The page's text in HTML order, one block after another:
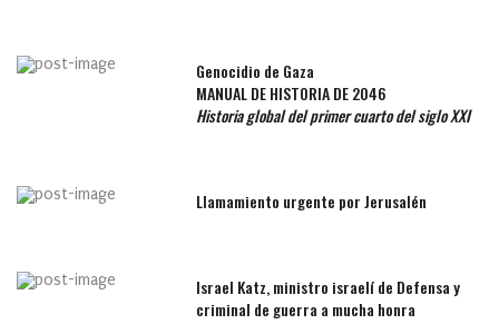
Genocidio de Gaza
MANUAL DE HISTORIA DE 2046
Historia global del primer cuarto del siglo XXI
Llamamiento urgente por Jerusalén
Israel Katz, ministro israelí de Defensa y
criminal de guerra a mucha honra